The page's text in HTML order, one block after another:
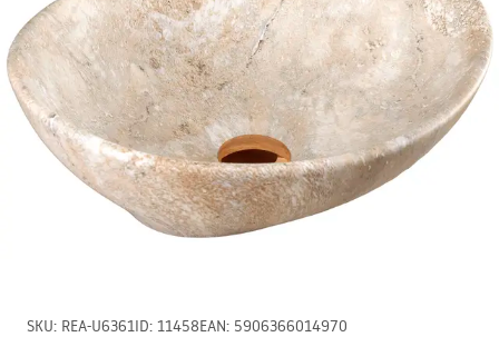
SKU: REA-U6361ID: 11458EAN: 5906366014970